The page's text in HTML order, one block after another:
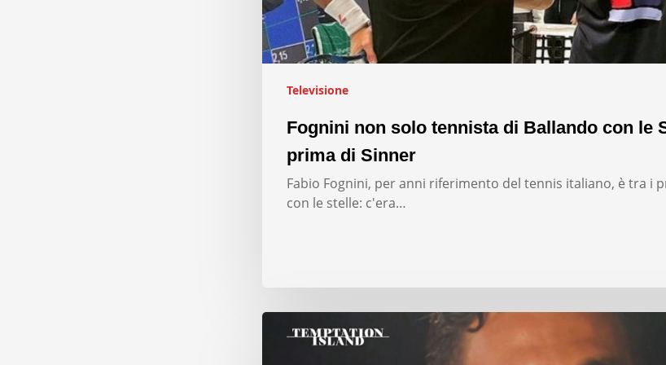
Televisione
Fognini non solo tennista di Ballando con le
prima di Sinner
Fabio Fognini, per anni riferimento del tennis italiano, è tra i
con le stelle: c'era…